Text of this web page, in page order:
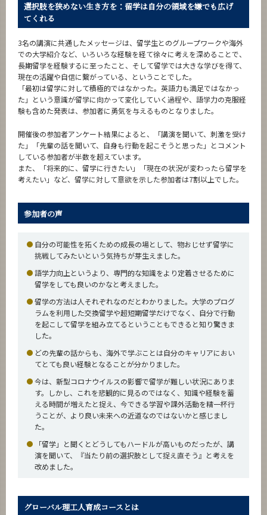
選択肢を狭めない生き方を：留学は自分の領域を嫌でも広げ
てくれる
3名の講演に共通したメッセージは、留学生とのグループワークや海外
での大学紹介など、いろいろな経験を経て徐々に考えを深めることで、
長期留学を経験するに至ったこと、そして留学では大きな学びを得て、
現在の活躍や自信に繋がっている、ということでした。
「最初は留学に対して積極的ではなかった。英語力も満足ではなかっ
た」という意識が留学に向かって変化していく過程や、語学力の克服経
験も含めた発表は、参加者に勇気を与えるものとなりました。
開催後の参加者アンケート結果によると、「講演を聞いて、刺激を受け
た」「先輩の話を聞いて、自身も行動を起こそうと思った」とコメント
している参加者が半数を超えています。
また、「将来的に、留学に行きたい」「現在の状況が変わったら留学を
考えたい」など、留学に対して意欲を示した参加者は7割以上でした。
参加者の声
自分の可能性を拓くための成長の場として、物おじせず留学に
挑戦してみたいという気持ちが芽生えました。
語学力向上というより、専門的な知識をより定着させるために
留学をしても良いのかなと考えました。
留学の方法は人それぞれなのだとわかりました。大学のプログ
ラムを利用した交換留学や超短期留学だけでなく、自分で行動
を起こして留学を組み立てるということもできると知り驚きま
した。
どの先輩の話からも、海外で学ぶことは自分のキャリアにおい
てとても良い経験となることが分かりました。
今は、新型コロナウイルスの影響で留学が難しい状況にありま
す。しかし、これを悲観的に見るのではなく、知識や経験を蓄
える時間が増えたと捉え、今できる学習や課外活動を精一杯行
うことが、より良い未来への近道なのではないかと感じまし
た。
「留学」と聞くとどうしてもハードルが高いものだったが、講
演を聞いて、『当たり前の選択肢として捉え直そう』と考えを
改めました。
グローバル理工人育成コースとは